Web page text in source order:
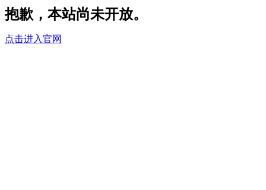
抱歉，本站尚未开放。
点击进入官网